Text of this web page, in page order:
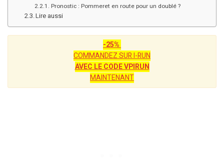
Pronostic : Pommeret en route pour un doublé ?
Lire aussi
-25%
COMMANDEZ SUR I-RUN
AVEC LE CODE VPIRUN
MAINTENANT